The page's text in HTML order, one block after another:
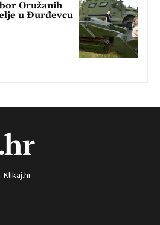
Oružanih
u Đurđevcu
Klikaj.hr